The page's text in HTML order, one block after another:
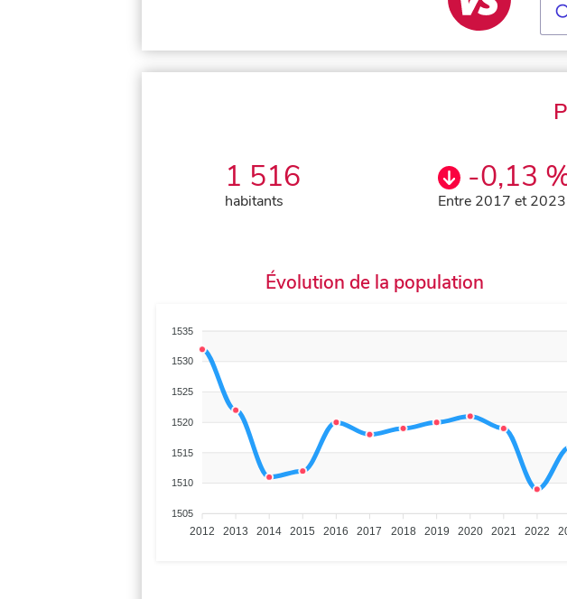
1 516
habitants
-0,13
Entre 2017 et 2023
Évolution de la population
1535
1530
1525
1520
1515
1510
1505
2012 2013 2014 2015 2016 2017 2018 2019 2020 2021 2022